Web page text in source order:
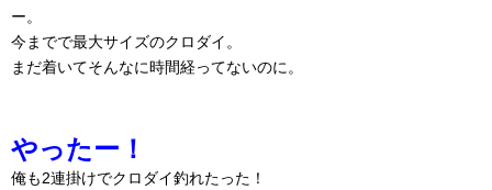
ー。
今までで最大サイズのクロダイ。
まだ着いてそんなに時間経ってないのに。
やったー！
俺も2連掛けでクロダイ釣れたった！